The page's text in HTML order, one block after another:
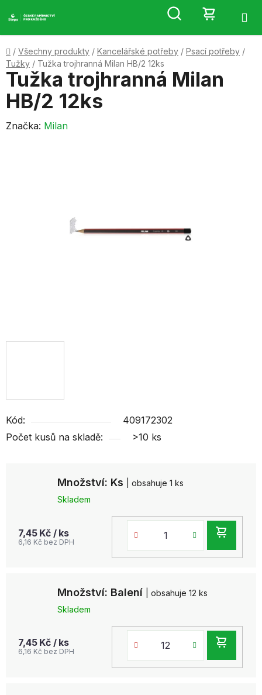
na
Hledat
KOŠÍK
Domů
/ Všechny produkty / Kancelářské potřeby / Psací potřeby /
Tužky / Tužka trojhranná Milan HB/2 12ks
Množství: Ks
| obsahuje 1 ks
Skladem
7,45 Kč / ks
6,16 Kč bez DPH
Množství: Balení
| obsahuje 12 ks
Skladem
7,45 Kč / ks
6,16 Kč bez DPH
Kód:
409172302
Počet kusů na skladě:
>10 ks
Tužka trojhranná Milan
HB/2 12ks
Značka: Milan